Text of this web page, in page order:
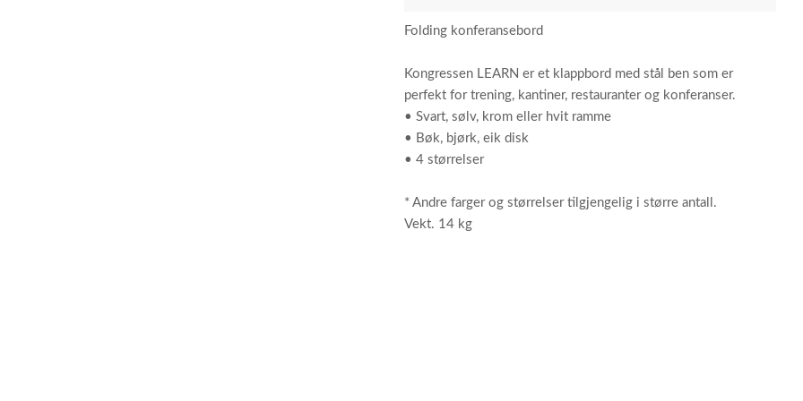
Folding konferansebord
Kongressen LEARN er et klappbord med stål ben som er
perfekt for trening, kantiner, restauranter og konferanser.
• Svart, sølv, krom eller hvit ramme
• Bøk, bjørk, eik disk
• 4 størrelser
* Andre farger og størrelser tilgjengelig i større antall.
Vekt. 14 kg